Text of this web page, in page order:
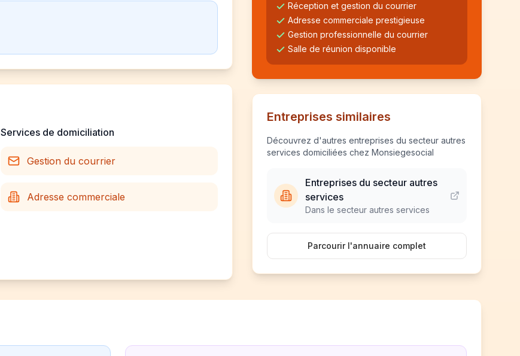
Services de domiciliation
Gestion du courrier
Adresse commerciale
Réception et gestion du courrier
Adresse commerciale prestigieuse
Gestion professionnelle du courrier
Salle de réunion disponible
Entreprises similaires
Découvrez d'autres entreprises du secteur autres
services domiciliées chez Monsiegesocial
Entreprises du secteur autres
services
Dans le secteur autres services
Parcourir l'annuaire complet